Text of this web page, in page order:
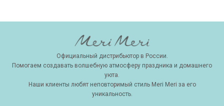
Официальный дистрибьютор в России.
Помогаем создавать волшебную атмосферу праздника и домашнего
уюта.
Наши клиенты любят неповторимый стиль Meri Meri за его
уникальность.